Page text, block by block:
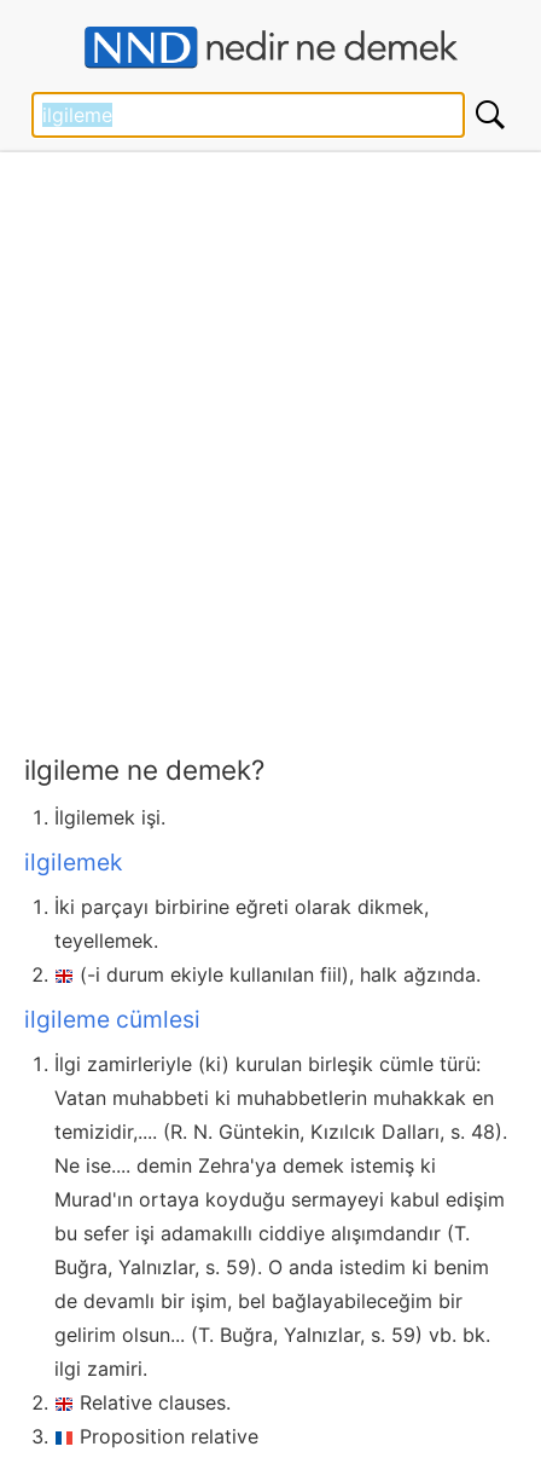
ilgileme ne demek?
İlgilemek işi.
ilgilemek
İki parçayı birbirine eğreti olarak dikmek,
teyellemek.
(-i durum ekiyle kullanılan fiil), halk ağzında.
ilgileme cümlesi
İlgi zamirleriyle (ki) kurulan birleşik cümle türü:
Vatan muhabbeti ki muhabbetlerin muhakkak en
temizidir,.... (R. N. Güntekin, Kızılcık Dalları, s. 48).
Ne ise.... demin Zehra'ya demek istemiş ki
Murad'ın ortaya koyduğu sermayeyi kabul edişim
bu sefer işi adamakıllı ciddiye alışımdandır (T.
Buğra, Yalnızlar, s. 59). O anda istedim ki benim
de devamlı bir işim, bel bağlayabileceğim bir
gelirim olsun... (T. Buğra, Yalnızlar, s. 59) vb. bk.
ilgi zamiri.
Relative clauses.
Proposition relative